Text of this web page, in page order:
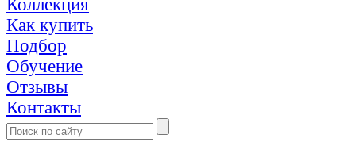
Коллекция
Как купить
Подбор
Обучение
Отзывы
Контакты